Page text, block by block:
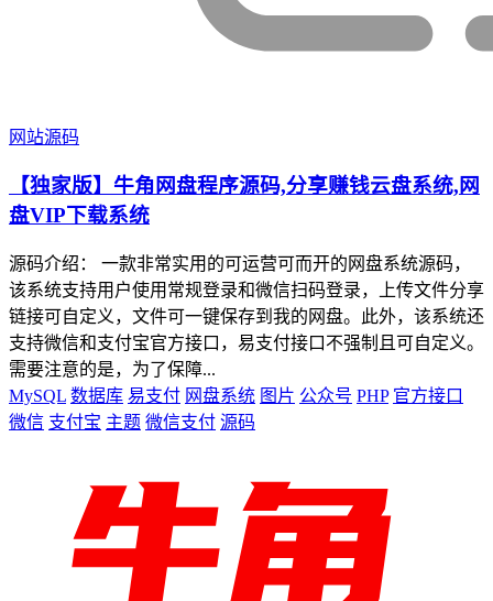
网站源码
【独家版】牛角网盘程序源码,分享赚钱云盘系统,网
盘VIP下载系统
源码介绍： 一款非常实用的可运营可而开的网盘系统源码，
该系统支持用户使用常规登录和微信扫码登录，上传文件分享
链接可自定义，文件可一键保存到我的网盘。此外，该系统还
支持微信和支付宝官方接口，易支付接口不强制且可自定义。
需要注意的是，为了保障...
MySQL 数据库 易支付 网盘系统 图片 公众号 PHP 官方接口
微信 支付宝 主题 微信支付 源码